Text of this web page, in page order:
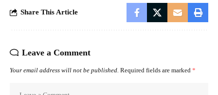
Share This Article
Leave a Comment
Your email address will not be published. Required fields are marked *